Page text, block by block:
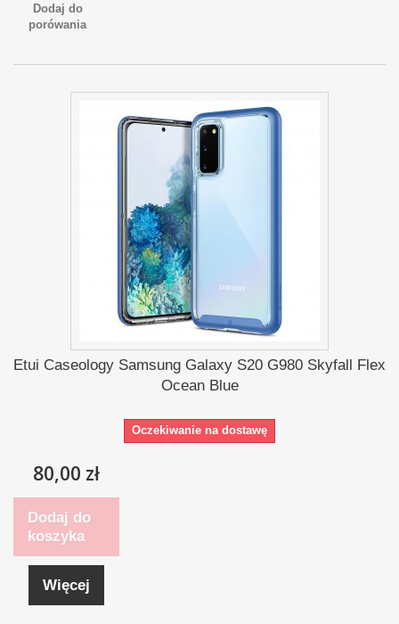
Dodaj do
porówania
Etui Caseology Samsung Galaxy S20 G980 Skyfall Flex
Ocean Blue
Oczekiwanie na dostawę
80,00 zł
Dodaj do
koszyka
Więcej